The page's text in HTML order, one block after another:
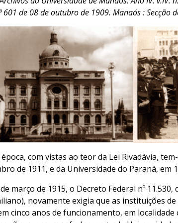
601 de 08 de outubro de 1909. Manaós : Secção
com vistas ao teor da Lei Rivadávia,
de 1911, e da Universidade do Paraná, em
março de 1915, o Decreto Federal nº
novamente exigia que as instituições
cinco anos de funcionamento, em